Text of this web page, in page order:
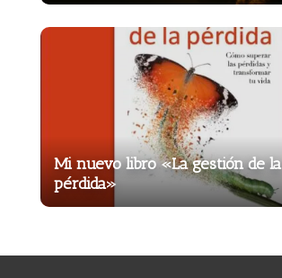
Mi nuevo libro «La gestión de la
pérdida»